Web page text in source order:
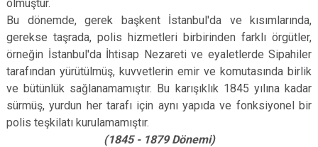
olmuştur.
Bu dönemde, gerek başkent İstanbul'da ve kısımlarında,
gerekse taşrada, polis hizmetleri birbirinden farklı örgütler,
örneğin İstanbul'da İhtisap Nezareti ve eyaletlerde Sipahiler
tarafından yürütülmüş, kuvvetlerin emir ve komutasında birlik
ve bütünlük sağlanamamıştır. Bu karışıklık 1845 yılına kadar
sürmüş, yurdun her tarafı için aynı yapıda ve fonksiyonel bir
polis teşkilatı kurulamamıştır.
(1845 - 1879 Dönemi)